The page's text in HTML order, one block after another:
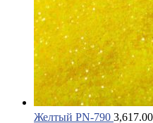
Желтый PN-790 3,617.00